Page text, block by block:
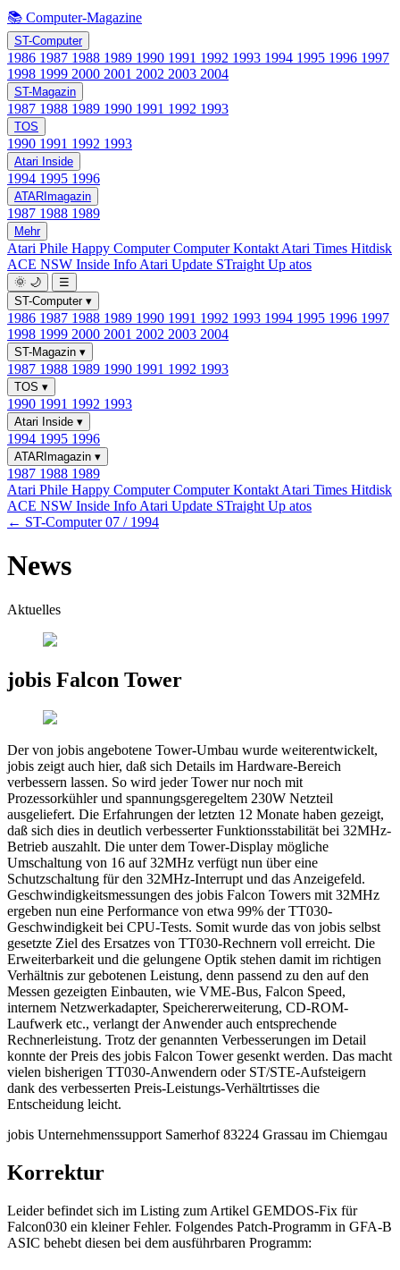
📚 Computer-Magazine
ST-Computer
1986 1987 1988 1989 1990 1991 1992 1993 1994 1995 1996 1997
1998 1999 2000 2001 2002 2003 2004
ST-Magazin
1987 1988 1989 1990 1991 1992 1993
TOS
1990 1991 1992 1993
Atari Inside
1994 1995 1996
ATARImagazin
1987 1988 1989
Mehr
Atari Phile Happy ComputerComputer Kontakt Atari Times Hitdisk
ACE NSW Inside Info Atari Update STraight Up atos
🌞 🌙
☰
ST-Computer ▾
1986 1987 1988 1989 1990 1991 1992 1993 1994 1995 1996 1997
1998 1999 2000 2001 2002 2003 2004
ST-Magazin ▾
1987 1988 1989 1990 1991 1992 1993
TOS ▾
1990 1991 1992 1993
Atari Inside ▾
1994 1995 1996
ATARImagazin ▾
1987 1988 1989
Atari Phile Happy ComputerComputer Kontakt Atari Times Hitdisk
ACE NSW Inside Info Atari Update STraight Up atos
← ST-Computer 07 / 1994
News
Aktuelles
jobis Falcon Tower
Der von jobis angebotene Tower-Umbau wurde weiterentwickelt,
jobis zeigt auch hier, daß sich Details im Hardware-Bereich
verbessern lassen. So wird jeder Tower nur noch mit
Prozessorkühler und spannungsgeregeltem 230W Netzteil
ausgeliefert. Die Erfahrungen der letzten 12 Monate haben gezeigt,
daß sich dies in deutlich verbesserter Funktionsstabilität bei 32MHz-
Betrieb auszahlt. Die unter dem Tower-Display mögliche
Umschaltung von 16 auf 32MHz verfügt nun über eine
Schutzschaltung für den 32MHz-Interrupt und das Anzeigefeld.
Geschwindigkeitsmessungen des jobis Falcon Towers mit 32MHz
ergeben nun eine Performance von etwa 99% der TT030-
Geschwindigkeit bei CPU-Tests. Somit wurde das von jobis selbst
gesetzte Ziel des Ersatzes von TT030-Rechnern voll erreicht. Die
Erweiterbarkeit und die gelungene Optik stehen damit im richtigen
Verhältnis zur gebotenen Leistung, denn passend zu den auf den
Messen gezeigten Einbauten, wie VME-Bus, Falcon Speed,
internem Netzwerkadapter, Speichererweiterung, CD-ROM-
Laufwerk etc., verlangt der Anwender auch entsprechende
Rechnerleistung. Trotz der genannten Verbesserungen im Detail
konnte der Preis des jobis Falcon Tower gesenkt werden. Das macht
vielen bisherigen TT030-Anwendern oder ST/STE-Aufsteigern
dank des verbesserten Preis-Leistungs-Verhältrtisses die
Entscheidung leicht.
jobis Unternehmenssupport Samerhof 83224 Grassau im Chiemgau
Korrektur
Leider befindet sich im Listing zum Artikel GEMDOS-Fix für
Falcon030 ein kleiner Fehler. Folgendes Patch-Programm in GFA-B
ASIC behebt diesen bei dem ausführbaren Programm: